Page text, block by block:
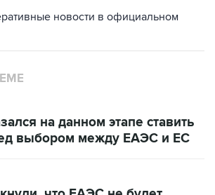
новости в официальном
на данном этапе ставить
выбором между ЕАЭС и ЕС